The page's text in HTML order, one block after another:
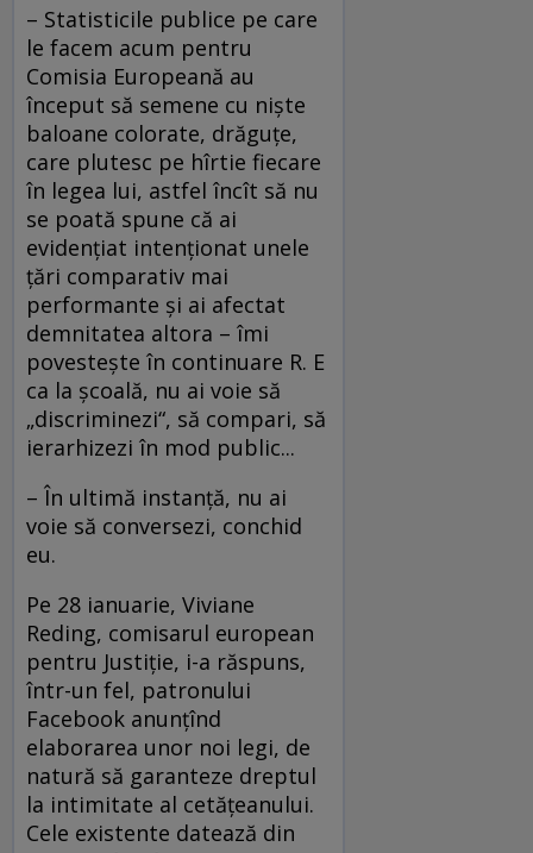
– Statisticile publice pe care
le facem acum pentru
Comisia Europeană au
început să semene cu nişte
baloane colorate, drăguţe,
care plutesc pe hîrtie fiecare
în legea lui, astfel încît să nu
se poată spune că ai
evidenţiat intenţionat unele
ţări comparativ mai
performante şi ai afectat
demnitatea altora – îmi
povesteşte în continuare R. E
ca la şcoală, nu ai voie să
„discriminezi“, să compari, să
ierarhizezi în mod public...
– În ultimă instanţă, nu ai
voie să conversezi, conchid
eu.
Pe 28 ianuarie, Viviane
Reding, comisarul european
pentru Justiţie, i-a răspuns,
într-un fel, patronului
Facebook anunţînd
elaborarea unor noi legi, de
natură să garanteze dreptul
la intimitate al cetăţeanului.
Cele existente datează din